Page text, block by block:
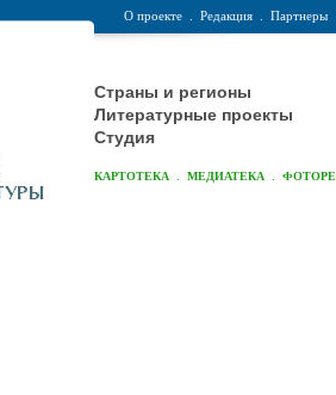
О проекте Редакция Партнеры
Страны и регионы
Литературные проекты
Студия
КАРТОТЕКА МЕДИАТЕКА